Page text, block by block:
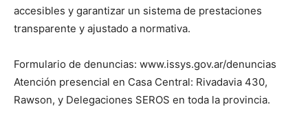
accesibles y garantizar un sistema de prestaciones
transparente y ajustado a normativa.
Formulario de denuncias: www.issys.gov.ar/denuncias
Atención presencial en Casa Central: Rivadavia 430,
Rawson, y Delegaciones SEROS en toda la provincia.